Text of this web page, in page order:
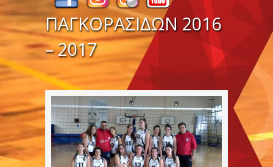
ΠΑΓΚΟΡΑΣΙΔΩΝ 2016
– 2017